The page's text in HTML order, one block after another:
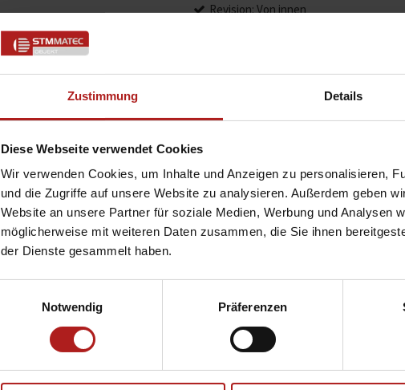
Zustimmung Details
Diese Webseite verwendet Cookies
Wir verwenden Cookies, um Inhalte und Anzeigen zu personalisieren,
und die Zugriffe auf unsere Website zu analysieren. Außerdem geben
Website an unsere Partner für soziale Medien, Werbung und Analysen
möglicherweise mit weiteren Daten zusammen, die Sie ihnen
der Dienste gesammelt haben.
Notwendig
Präferenzen
Revision: Von innen
Produktbeschreibung
Maßgeschneiderten Sonnenschutz finden
Strukturen nutzen ist wichtig, wenn bei
Renovierungsmaßnahmen ein
Schall- und Wärmeschutz ist gerade im
Thema. Wenn die vorhandenen
verwenden sind, bieten die auf dem Fensterrahmen
aufgesetzten Renovierungs-Rollläden
Brillante Extras
Integrierter Inektenschutz
Weitere Informationen zu